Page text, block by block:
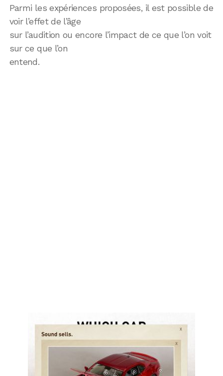
Parmi les expériences proposées, il est possible de
voir l’effet de l’âge
sur l’audition ou encore l’impact de ce que l’on voit
sur ce que l’on
entend.